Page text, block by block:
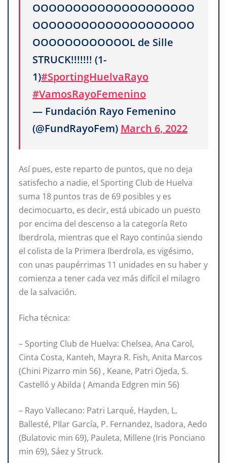
OOOOOOOOOOOOOOOOOOOO
OOOOOOOOOOOOOOOOOOOO
OOOOOOOOOOOOL de Sille
STRUCK!!!!!!! (1-
1)#SportingHuelvaRayo
#VamosRayoFemenino
— Fundación Rayo Femenino
(@FundRayoFem) March 6, 2022
Así pues, este reparto de puntos, que no deja
satisfecho a nadie, el Sporting Club de Huelva
suma 18 puntos tras de 69 posibles y es
decimocuarto, es decir, está ubicado un puesto
por encima del descenso a la categoría Reto
Iberdrola, mientras que el Rayo continúa siendo
el colista de la Primera Iberdrola, es vigésimo,
con unas paupérrimas 11 unidades en su haber y
comienza a tener cada vez más difícil el milagro
de la salvación.
Ficha técnica:
– Sporting Club de Huelva: Chelsea, Ana Carol,
Cinta Costa, Kanteh, Mayra R. Fish, Anita Marcos
(Chini Pizarro min 56) , Keane, Patri Ojeda, S.
Castelló y Abilda ( Amanda Edgren min 56)
– Rayo Vallecano: Patri Larqué, Hayden, L.
Ballesté, PIlar García, P. Fernandez, Isadora, Aedo
(Bulatovic min 69), Pauleta, Millene (Iris Ponciano
min 69), Sáez y Struck.